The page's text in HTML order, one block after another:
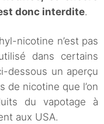
donc interdite.
nicotine n’est pas
dans certains
dessous un aperçu
de nicotine que l’on
du vapotage à
aux USA.